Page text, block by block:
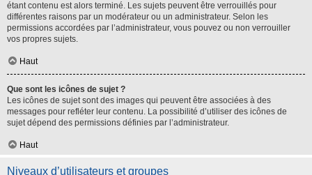
étant contenu est alors terminé. Les sujets peuvent être verrouillés pour
différentes raisons par un modérateur ou un administrateur. Selon les
permissions accordées par l’administrateur, vous pouvez ou non verrouiller
vos propres sujets.
Haut
Que sont les icônes de sujet ?
Les icônes de sujet sont des images qui peuvent être associées à des
messages pour refléter leur contenu. La possibilité d’utiliser des icônes de
sujet dépend des permissions définies par l’administrateur.
Haut
Niveaux d’utilisateurs et groupes